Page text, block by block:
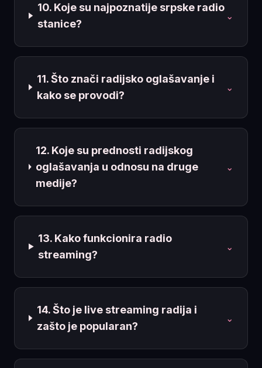
10. Koje su najpoznatije srpske radio
stanice?
⌄
11. Što znači radijsko oglašavanje i
kako se provodi?
⌄
12. Koje su prednosti radijskog
oglašavanja u odnosu na druge
medije?
⌄
13. Kako funkcionira radio
streaming?
⌄
14. Što je live streaming radija i
zašto je popularan?
⌄